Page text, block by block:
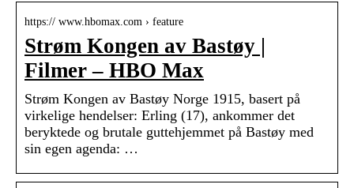
https:// www.hbomax.com › feature
Strøm Kongen av Bastøy |
Filmer – HBO Max
Strøm Kongen av Bastøy Norge 1915, basert på
virkelige hendelser: Erling (17), ankommer det
beryktede og brutale guttehjemmet på Bastøy med
sin egen agenda: …